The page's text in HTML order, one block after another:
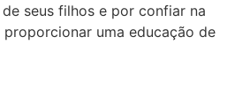
seus filhos e por confiar na
proporcionar uma educação de